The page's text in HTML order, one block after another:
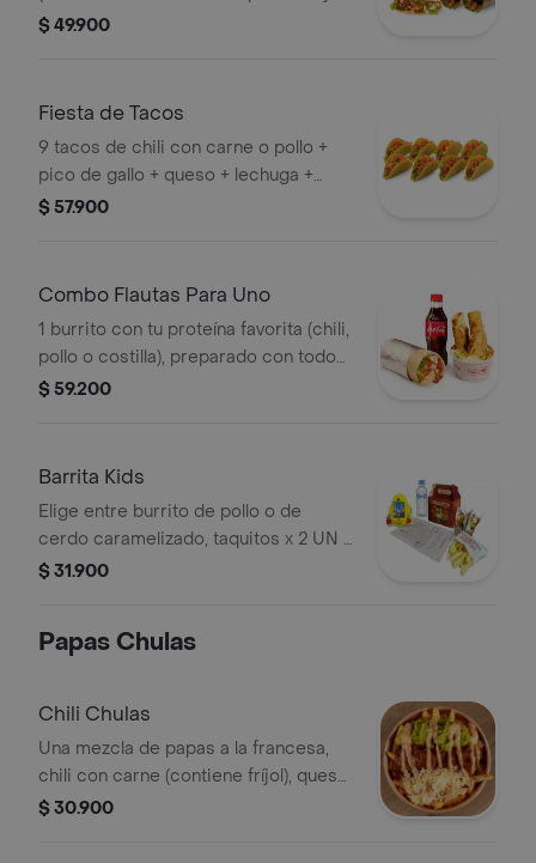
+ pico de gallo + madurito + lechuga +
bebidas 250 mL
$ 49.900
Fiesta de Tacos
9 tacos de chili con carne o pollo +
pico de gallo + queso + lechuga +
salsa
$ 57.900
Combo Flautas Para Uno
1 burrito con tu proteína favorita (chili,
pollo o costilla), preparado con todos
los ingredientes de nuestra barra.
cream y mayochipotle, más 1 bebida
darte gusto!
$ 59.200
Barrita Kids
Elige entre burrito de pollo o de
cerdo caramelizado, taquitos x 2 UN o
mini quesadilla con papitas a la
$ 31.900
Papas Chulas
Chili Chulas
Una mezcla de papas a la francesa,
chili con carne (contiene fríjol), queso
mozarella, salsa mayo Chipotle y
$ 30.900